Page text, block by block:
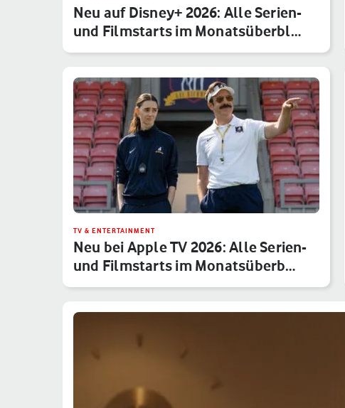
Neu auf Disney+ 2026: Alle Serien-
und Filmstarts im Monatsüberbl…
TV & ENTERTAINMENT
Neu bei Apple TV 2026: Alle Serien-
und Filmstarts im Monatsüberb…